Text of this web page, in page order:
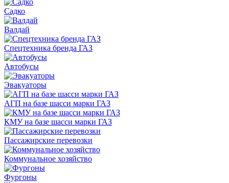
Садко
Валдай
Спецтехника бренда ГАЗ
Автобусы
Эвакуаторы
АГП на базе шасси марки ГАЗ
КМУ на базе шасси марки ГАЗ
Пассажирские перевозки
Коммунальное хозяйство
Фургоны